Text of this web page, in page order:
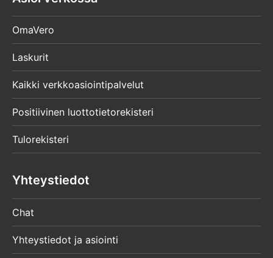
OmaVero
Laskurit
Kaikki verkkoasiointipalvelut
Positiivinen luottotietorekisteri
Tulorekisteri
Yhteystiedot
Chat
Yhteystiedot ja asiointi